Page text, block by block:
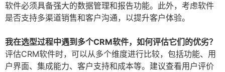
软件必须具备强大的数据管理和报告功能。此外，考虑软件
是否支持多渠道销售和客户沟通，以提升客户体验。
我在选型过程中遇到多个CRM软件，如何评估它们的优劣？
评估CRM软件时，可以从多个维度进行比较，包括功能、用
户界面、集成能力、客户支持和成本等。建议查看用户评价